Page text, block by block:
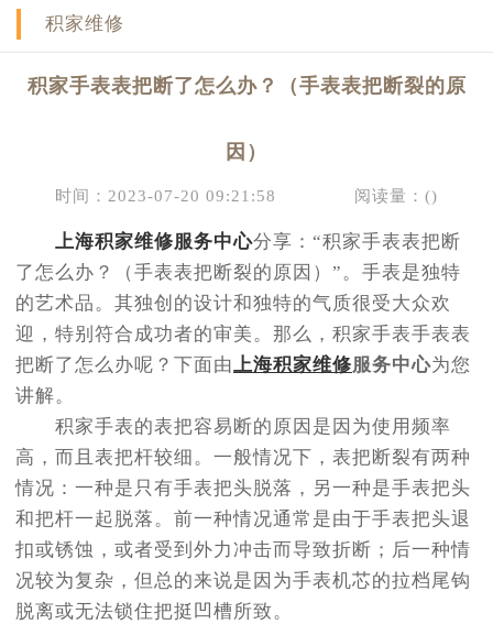
上海市黄浦区南京东路299号宏伊国际广场写字楼8层806室积家售后服务中心（需提前预约）
积家维修
积家手表表把断了怎么办？（手表表把断裂的原
因）
时间：2023-07-20 09:21:58 阅读量：()
上海积家维修服务中心分享：“积家手表表把断
了怎么办？（手表表把断裂的原因）”。手表是独特
的艺术品。其独创的设计和独特的气质很受大众欢
迎，特别符合成功者的审美。那么，积家手表手表表
把断了怎么办呢？下面由上海积家维修服务中心为您
讲解。
积家手表的表把容易断的原因是因为使用频率
高，而且表把杆较细。一般情况下，表把断裂有两种
情况：一种是只有手表把头脱落，另一种是手表把头
和把杆一起脱落。前一种情况通常是由于手表把头退
扣或锈蚀，或者受到外力冲击而导致折断；后一种情
况较为复杂，但总的来说是因为手表机芯的拉档尾钩
脱离或无法锁住把挺凹槽所致。